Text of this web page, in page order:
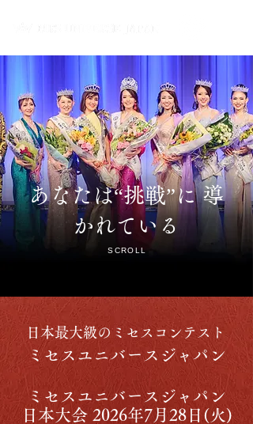
あなたは“挑戦”に 導
かれている
SCROLL
​日本最大級のミセスコンテスト
ミセスユニバースジャパン
ミセスユニバースジャパン
日本大会 2026年7月28日(火)